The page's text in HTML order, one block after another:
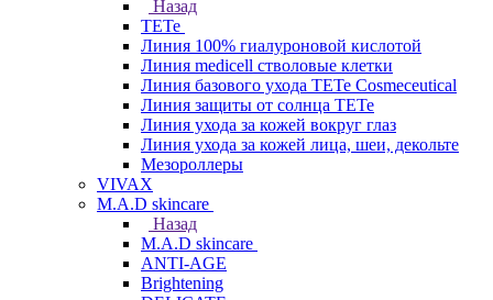
Назад
TETe
Линия 100% гиалуроновой кислотой
Линия medicell стволовые клетки
Линия базового ухода TETe Cosmeceutical
Линия защиты от солнца TETe
Линия ухода за кожей вокруг глаз
Линия ухода за кожей лица, шеи, декольте
Мезороллеры
VIVAX
M.A.D skincare
Назад
M.A.D skincare
ANTI-AGE
Brightening